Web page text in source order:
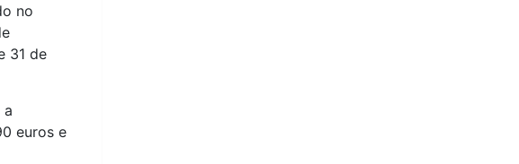
no
31 de
a
euros e